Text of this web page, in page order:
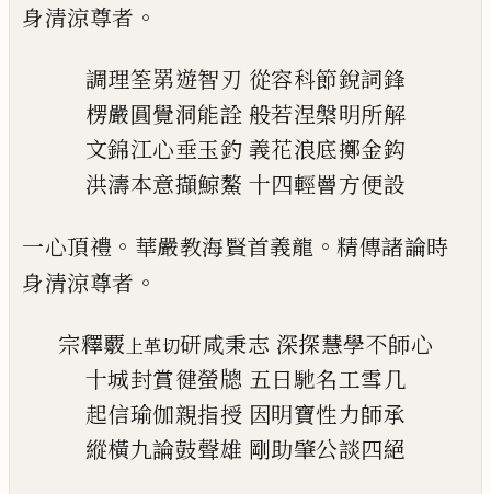
身清涼尊者 。
調理筌罤遊智刃 從容科節銳詞鋒
楞嚴圓覺洞能詮 般若涅槃明所解
文錦江心垂玉釣 義花浪底擲金鈎
洪濤本意擷鯨鰲 十四輕罾方便設
一心頂禮 。 華嚴教海賢首義龍 。 精傳諸論時
身清涼尊者 。
宗釋覈 上革切研咸秉志 深探慧學不師心
十城封賞徤螢牕 五日馳名工雪几
起信瑜伽親指授 因明寶性力師承
縱橫九論鼓聲雄 剛助肇公談四絕